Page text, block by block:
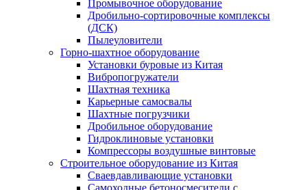
Промывочное оборудование
Дробильно-сортировочные комплексы
(ДСК)
Пылеуловители
Горно-шахтное оборудование
Установки буровые из Китая
Вибропогружатели
Шахтная техника
Карьерные самосвалы
Шахтные погрузчики
Дробильное оборудование
Гидроклиновые установки
Компрессоры воздушные винтовые
Строительное оборудование из Китая
Сваевдавливающие установки
Самоходные бетоносмесители с